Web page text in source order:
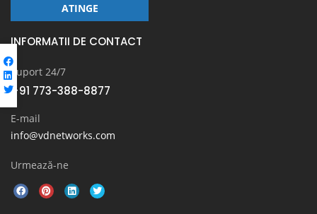
ATINGE
INFORMATII DE CONTACT
Suport 24/7
+91 773-388-8877
E-mail
info@vdnetworks.com
Urmează-ne